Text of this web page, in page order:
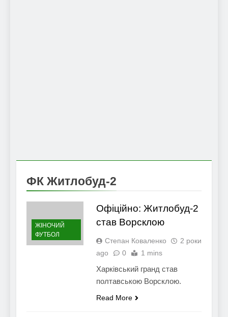
ФК Житлобуд-2
ЖІНОЧИЙ
ФУТБОЛ
Офіційно: Житлобуд-2
став Ворсклою
Степан Коваленко
2 роки
ago
0 1 mins
Харківський гранд став
полтавською Ворсклою.
Read More